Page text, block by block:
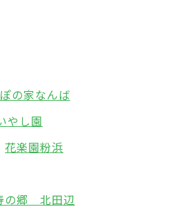
の家なんば
やし園
花楽園粉浜
の郷 北田辺